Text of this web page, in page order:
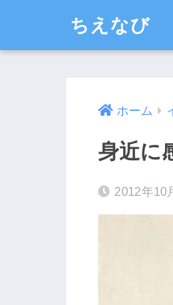
ちえなび
ホーム
身近に
2012年10